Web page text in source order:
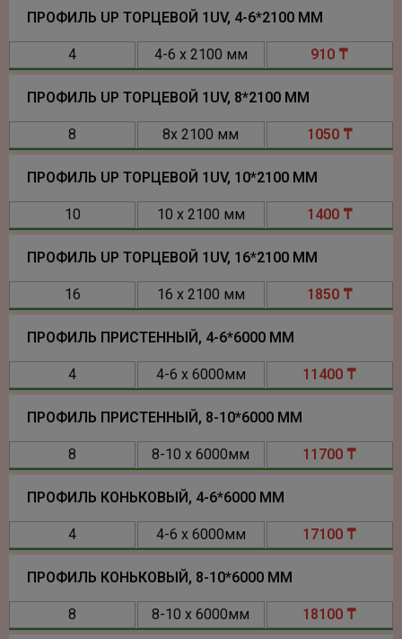
ПРОФИЛЬ UP ТОРЦЕВОЙ 1UV, 4-6*2100 ММ
4 4-6 х 2100 мм 910 ₸
ПРОФИЛЬ UP ТОРЦЕВОЙ 1UV, 8*2100 ММ
8 8х 2100 мм 1050 ₸
ПРОФИЛЬ UP ТОРЦЕВОЙ 1UV, 10*2100 ММ
10 10 х 2100 мм 1400 ₸
ПРОФИЛЬ UP ТОРЦЕВОЙ 1UV, 16*2100 ММ
16 16 х 2100 мм 1850 ₸
ПРОФИЛЬ ПРИСТЕННЫЙ, 4-6*6000 ММ
4 4-6 х 6000мм 11400 ₸
ПРОФИЛЬ ПРИСТЕННЫЙ, 8-10*6000 ММ
8 8-10 х 6000мм 11700 ₸
ПРОФИЛЬ КОНЬКОВЫЙ, 4-6*6000 ММ
4 4-6 х 6000мм 17100 ₸
ПРОФИЛЬ КОНЬКОВЫЙ, 8-10*6000 ММ
8 8-10 х 6000мм 18100 ₸